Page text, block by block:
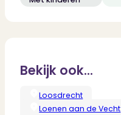
Bekijk ook...
Loosdrecht
Loenen aan de Vecht